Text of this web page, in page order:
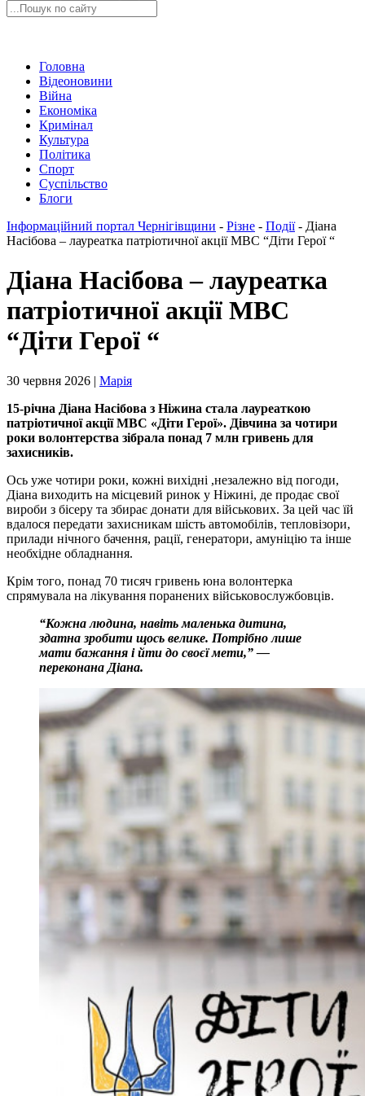
Головна
Відеоновини
Війна
Економіка
Кримінал
Культура
Політика
Спорт
Суспільство
Блоги
Інформаційний портал Чернігівщини - Різне - Події- Діана
Насібова – лауреатка патріотичної акції МВС “Діти Герої “
Діана Насібова – лауреатка
патріотичної акції МВС
“Діти Герої “
30 червня 2026 | Марія
15-річна Діана Насібова з Ніжина стала лауреаткою
патріотичної акції МВС «Діти Герої». Дівчина за чотири
роки волонтерства зібрала понад 7 млн гривень для
захисників.
Ось уже чотири роки, кожні вихідні ,незалежно від погоди,
Діана виходить на місцевий ринок у Ніжині, де продає свої
вироби з бісеру та збирає донати для військових. За цей час їй
вдалося передати захисникам шість автомобілів, тепловізори,
прилади нічного бачення, рації, генератори, амуніцію та інше
необхідне обладнання.
Крім того, понад 70 тисяч гривень юна волонтерка
спрямувала на лікування поранених військовослужбовців.
“Кожна людина, навіть маленька дитина,
здатна зробити щось велике. Потрібно лише
мати бажання і йти до своєї мети,” —
переконана Діана.